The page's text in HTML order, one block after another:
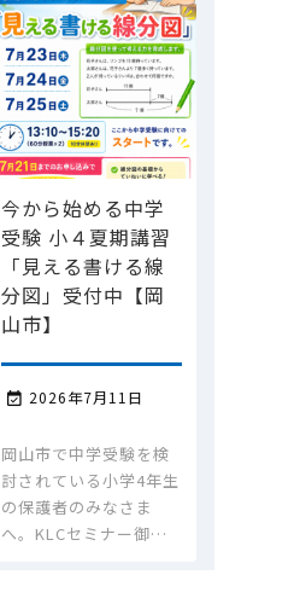
今から始める中学
受験 小４夏期講習
「見える書ける線
分図」受付中【岡
山市】
 2026年7月11日
岡山市で中学受験を検
討されている小学4年生
の保護者のみなさま
へ。KLCセミナー御…